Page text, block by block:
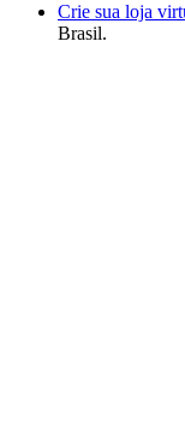
Crie sua loja
Brasil.